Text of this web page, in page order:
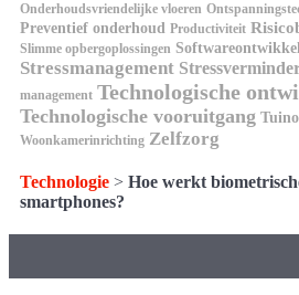
Onderhoudsvriendelijke vloeren
Preventief onderhoud Productiviteit
Slimme opbergoplossingen
Stressmanagement
management Technologische
Technologische vooruitgang
Woonkamerinrichting Zelfzorg
Technologie > Hoe werkt
smartphones?